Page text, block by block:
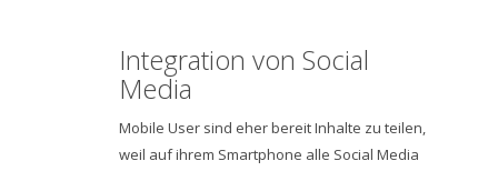
Integration von Social
Media
Mobile User sind eher bereit Inhalte zu teilen,
weil auf ihrem Smartphone alle Social Media